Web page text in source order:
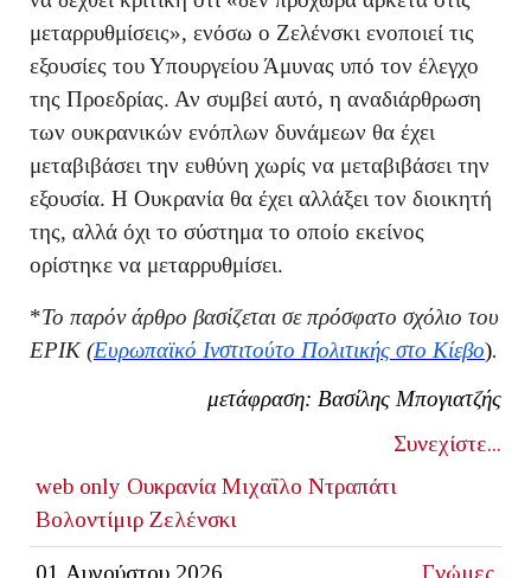
μεταρρυθμίσεις», ενόσω ο Ζελένσκι ενοποιεί τις
εξουσίες του Υπουργείου Άμυνας υπό τον έλεγχο
της Προεδρίας. Αν συμβεί αυτό, η αναδιάρθρωση
των ουκρανικών ενόπλων δυνάμεων θα έχει
μεταβιβάσει την ευθύνη χωρίς να μεταβιβάσει την
εξουσία. Η Ουκρανία θα έχει αλλάξει τον διοικητή
της, αλλά όχι το σύστημα το οποίο εκείνος
ορίστηκε να μεταρρυθμίσει.
*Το παρόν άρθρο βασίζεται σε πρόσφατο σχόλιο του
EPIK (Ευρωπαϊκό Ινστιτούτο Πολιτικής στο Κίεβο).
μετάφραση: Βασίλης Μπογιατζής
Συνεχίστε...
web only Ουκρανία Μιχαΐλο Ντραπάτι
Βολοντίμιρ Ζελένσκι
01 Αυγούστου 2026 Γνώμες